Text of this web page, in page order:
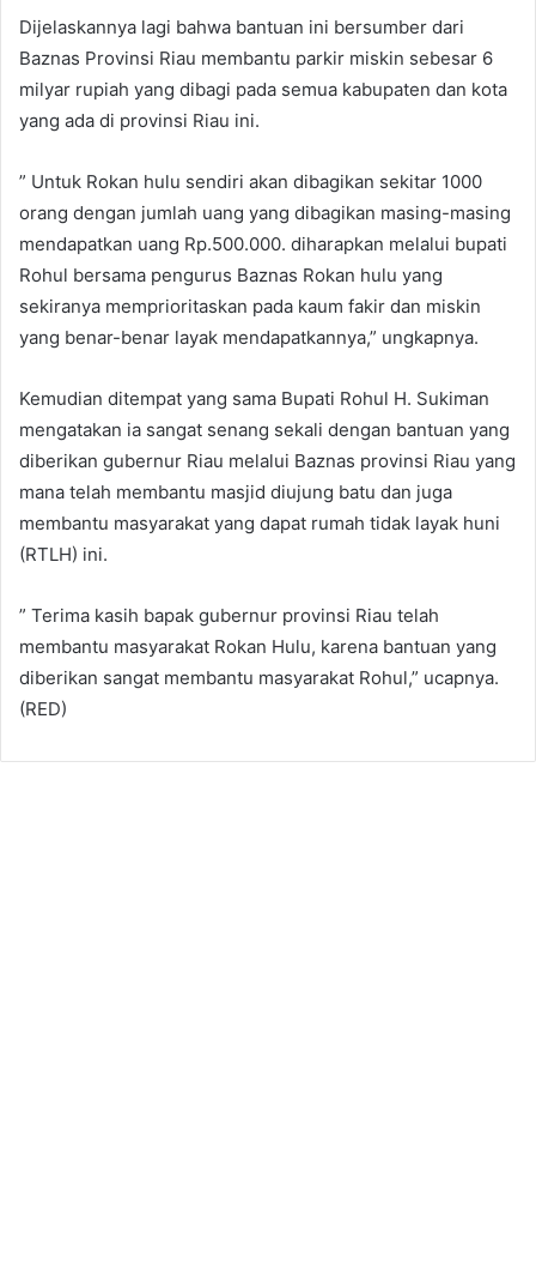
Dijelaskannya lagi bahwa bantuan ini bersumber dari
Baznas Provinsi Riau membantu parkir miskin sebesar 6
milyar rupiah yang dibagi pada semua kabupaten dan kota
yang ada di provinsi Riau ini.
” Untuk Rokan hulu sendiri akan dibagikan sekitar 1000
orang dengan jumlah uang yang dibagikan masing-masing
mendapatkan uang Rp.500.000. diharapkan melalui bupati
Rohul bersama pengurus Baznas Rokan hulu yang
sekiranya memprioritaskan pada kaum fakir dan miskin
yang benar-benar layak mendapatkannya,” ungkapnya.
Kemudian ditempat yang sama Bupati Rohul H. Sukiman
mengatakan ia sangat senang sekali dengan bantuan yang
diberikan gubernur Riau melalui Baznas provinsi Riau yang
mana telah membantu masjid diujung batu dan juga
membantu masyarakat yang dapat rumah tidak layak huni
(RTLH) ini.
” Terima kasih bapak gubernur provinsi Riau telah
membantu masyarakat Rokan Hulu, karena bantuan yang
diberikan sangat membantu masyarakat Rohul,” ucapnya.
(RED)